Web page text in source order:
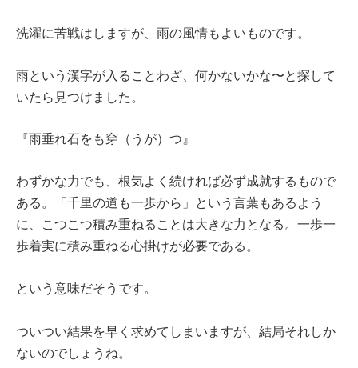
洗濯に苦戦はしますが、雨の風情もよいものです。
雨という漢字が入ることわざ、何かないかな〜と探して
いたら見つけました。
『雨垂れ石をも穿（うが）つ』
わずかな力でも、根気よく続ければ必ず成就するもので
ある。「千里の道も一歩から」という言葉もあるよう
に、こつこつ積み重ねることは大きな力となる。一歩一
歩着実に積み重ねる心掛けが必要である。
という意味だそうです。
ついつい結果を早く求めてしまいますが、結局それしか
ないのでしょうね。